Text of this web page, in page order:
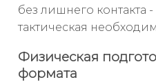
без лишнего контакта
тактическая
Физическая
формата